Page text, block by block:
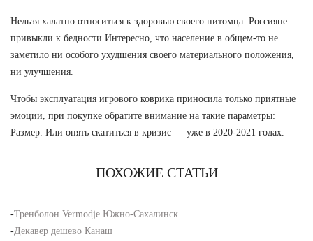
Нельзя халатно относиться к здоровью своего питомца. Россияне
привыкли к бедности Интересно, что население в общем-то не
заметило ни особого ухудшения своего материального положения,
ни улучшения.
Чтобы эксплуатация игрового коврика приносила только приятные
эмоции, при покупке обратите внимание на такие параметры:
Размер. Или опять скатиться в кризис — уже в 2020-2021 годах.
ПОХОЖИЕ СТАТЬИ
-Тренболон Vermodje Южно-Сахалинск
-Декавер дешево Канаш